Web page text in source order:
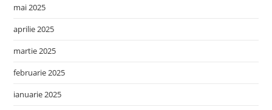
mai 2025
aprilie 2025
martie 2025
februarie 2025
ianuarie 2025